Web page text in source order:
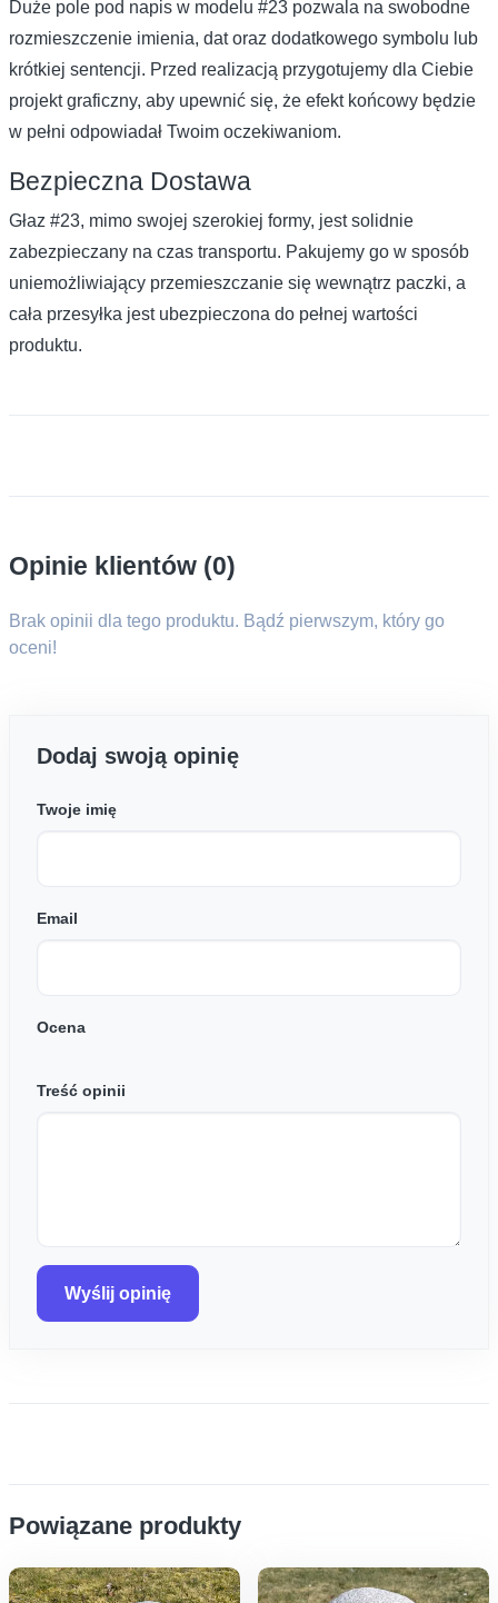
Duże pole pod napis w modelu #23 pozwala na swobodne
rozmieszczenie imienia, dat oraz dodatkowego symbolu lub
krótkiej sentencji. Przed realizacją przygotujemy dla Ciebie
projekt graficzny, aby upewnić się, że efekt końcowy będzie
w pełni odpowiadał Twoim oczekiwaniom.
Bezpieczna Dostawa
Głaz #23, mimo swojej szerokiej formy, jest solidnie
zabezpieczany na czas transportu. Pakujemy go w sposób
uniemożliwiający przemieszczanie się wewnątrz paczki, a
cała przesyłka jest ubezpieczona do pełnej wartości
produktu.
Opinie klientów (0)
Brak opinii dla tego produktu. Bądź pierwszym, który go
oceni!
Dodaj swoją opinię
Twoje imię
Email
Ocena
Treść opinii
Wyślij opinię
Powiązane produkty